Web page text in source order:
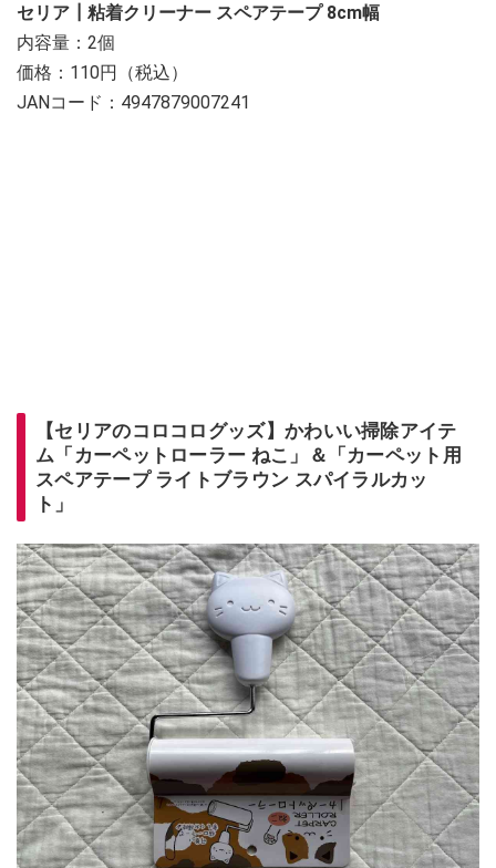
セリア┃粘着クリーナー スペアテープ 8cm幅
内容量：2個
価格：110円（税込）
JANコード：4947879007241
【セリアのコロコログッズ】かわいい掃除アイテ
ム「カーペットローラー ねこ」＆「カーペット用
スペアテープ ライトブラウン スパイラルカッ
ト」